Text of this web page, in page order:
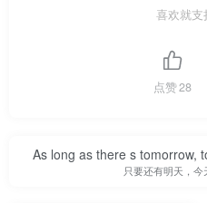
喜欢就支
点赞28
As long as there s tomorrow,
只要还有明天，